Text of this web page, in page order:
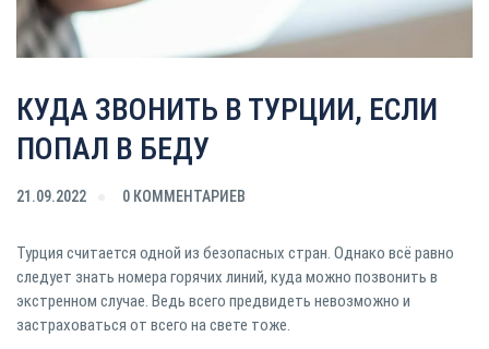
КУДА ЗВОНИТЬ В ТУРЦИИ, ЕСЛИ
ПОПАЛ В БЕДУ
21.09.2022 0 КОММЕНТАРИЕВ
Турция считается одной из безопасных стран. Однако всё равно
следует знать номера горячих линий, куда можно позвонить в
экстренном случае. Ведь всего предвидеть невозможно и
застраховаться от всего на свете тоже.